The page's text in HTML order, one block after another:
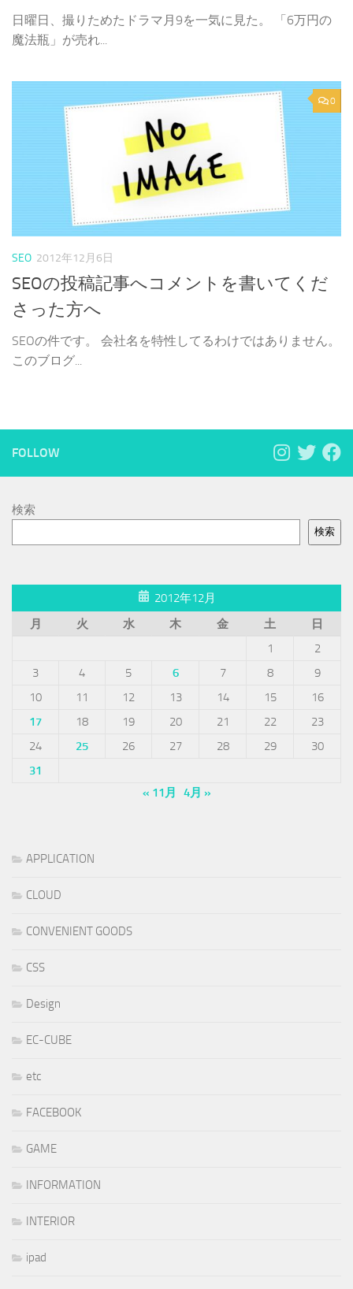
日曜日、撮りためたドラマ月9を一気に見た。 「6万円の
魔法瓶」が売れ...
0
SEO 2012年12月6日
SEOの投稿記事へコメントを書いてくだ
さった方へ
SEOの件です。 会社名を特性してるわけではありません。
このブログ...
FOLLOW
検索
検索
2012年12月
月
火 水 木 金 土
日
1
2
3
4 5 6 7 8
9
10
11 12 13 14 15
16
17
18 19 20 21 22
23
24
25 26 27 28 29
30
31
« 11月
4月 »
APPLICATION
CLOUD
CONVENIENT GOODS
CSS
Design
EC-CUBE
etc
FACEBOOK
GAME
INFORMATION
INTERIOR
ipad